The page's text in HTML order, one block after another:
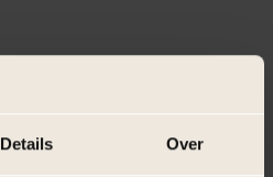
Details Over